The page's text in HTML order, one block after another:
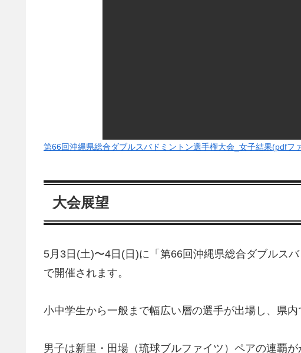
第66回沖縄県総合ダブルスバドミントン選手権大会_女子結果(pdfファ
大会展望
5月3日(土)〜4日(日)に「第66回沖縄県総合ダブルス
で開催されます。
小中学生から一般まで幅広い層の選手が出場し、県
男子は新里・田場（琉球ブルファイツ）ペアの連覇